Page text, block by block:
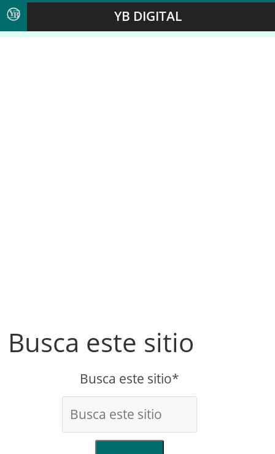
YB DIGITAL
Busca este sitio
Busca este sitio*